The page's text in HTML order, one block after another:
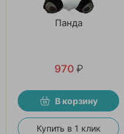
Панда
970 ₽
В корзину
Купить в 1 клик